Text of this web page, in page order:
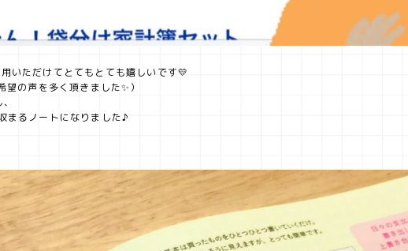
いただけてとてもとても嬉しいです💛
の声を多く頂きました✨）
まるノートになりました♪